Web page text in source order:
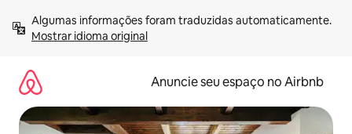
para
Mostrar idioma original
Anuncie seu espaço no Airbnb